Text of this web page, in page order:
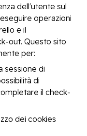
dell'utente sul
operazioni
e il
out. Questo sito
per:
sessione di
di
il check-
dei cookies